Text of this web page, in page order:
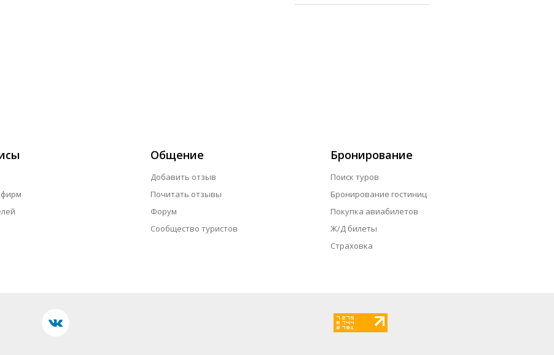
Общение
Добавить отзыв
Почитать отзывы
Форум
Сообщество туристов
Бронирование
Поиск туров
Бронирование гостиниц
Покупка авиабилетов
Ж/Д билеты
Страховка